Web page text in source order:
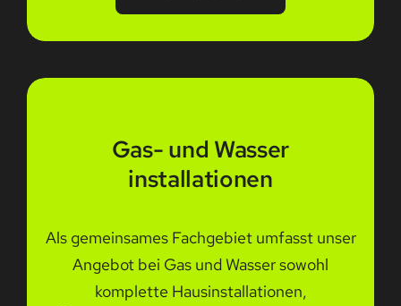
Gas- und Wasser
installationen
Als gemeinsames Fachgebiet umfasst unser
Angebot bei Gas und Wasser sowohl
komplette Hausinstallationen,